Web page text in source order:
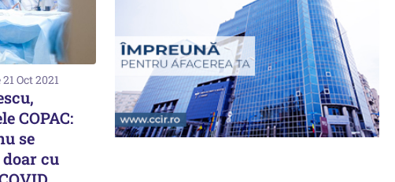
Oct 2021
COPAC:
se
cu